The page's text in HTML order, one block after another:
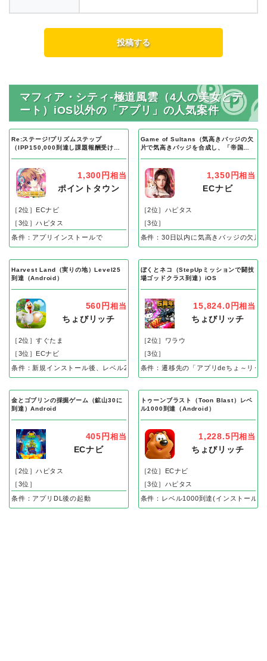
マフィア・シティ-極道風雲（4人の美女とデ
ート）iOS以外の「アプリ」の人気案件
Re:ステージ!プリズムステップ
（IPP150,000到達し課題報酬受け取
1,300円 相当
ポイントタウン
［2位］ECナビ
［3位］ハピタス
条件：アプリインストールで
Game of Sultans（気高きバッジの欠
片で気高きバッジを合成し、「帝国五
1,350円相当
ECナビ
［2位］ハピタス
［3位］
条件：30日以内に気高きバッジの欠片
Harvest Land（実りの地）Level25
到達（Android）
560円 相当
ちょびリッチ
［2位］すぐたま
［3位］ECナビ
条件：新規インストール後、レベル25到達で成果
ぼくとネコ（StepUpミッションで闘技
場ゴッドクラス到達）iOS
15,824.0円相当
ちょびリッチ
［2位］ワラウ
［3位］
条件：遷移先の「アプリdeちょ～リッ
金とゴブリンの採掘ゲーム（鉱山30に
到達）Android
405円 相当
ECナビ
［2位］ハピタス
［3位］
条件：アプリDL後の起動
トゥーンブラスト（Toon Blast）レベ
ル1000到達（Android）
1,228.5円相当
ちょびリッチ
［2位］ECナビ
［3位］ハピタス
条件：レベル1000到達(インストール後